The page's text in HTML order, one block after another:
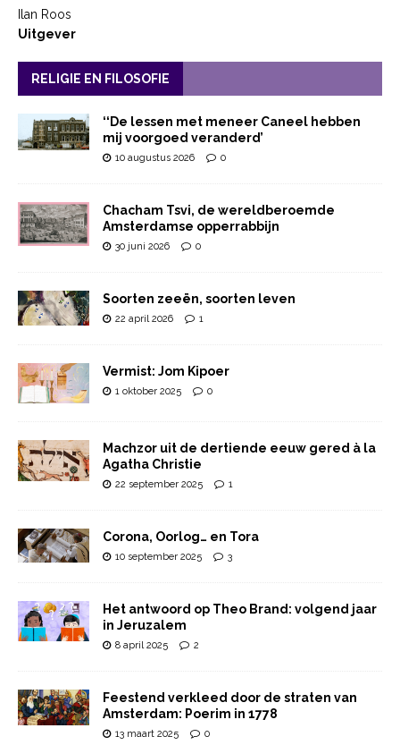
Ilan Roos
Uitgever
RELIGIE EN FILOSOFIE
‘‘De lessen met meneer Caneel hebben
mij voorgoed veranderd’
10 augustus 2026 0
Chacham Tsvi, de wereldberoemde
Amsterdamse opperrabbijn
30 juni 2026 0
Soorten zeeën, soorten leven
22 april 2026 1
Vermist: Jom Kipoer
1 oktober 2025 0
Machzor uit de dertiende eeuw gered à la
Agatha Christie
22 september 2025 1
Corona, Oorlog… en Tora
10 september 2025 3
Het antwoord op Theo Brand: volgend jaar
in Jeruzalem
8 april 2025 2
Feestend verkleed door de straten van
Amsterdam: Poerim in 1778
13 maart 2025 0